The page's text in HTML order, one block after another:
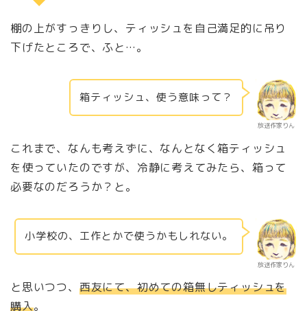
棚の上がすっきりし、ティッシュを自己満足的に吊り
下げたところで、ふと…。
放送作家りん
箱ティッシュ、使う意味って？
これまで、なんも考えずに、なんとなく箱ティッシュ
を使っていたのですが、冷静に考えてみたら、箱って
必要なのだろうか？と。
放送作家りん
小学校の、工作とかで使うかもしれない。
と思いつつ、 西友にて、初めての箱無しティッシュを
購入。